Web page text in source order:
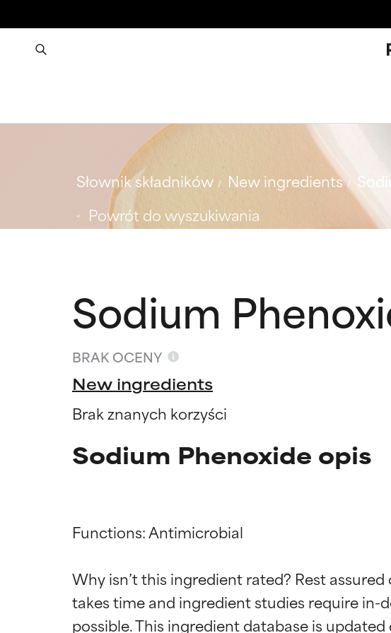
Słownik składników New ingredients
Powrót do wyszukiwania
Sodium
BRAK OCENY
New ingredients
Brak znanych korzyści
Sodium Phenoxide opis
Functions: Antimicrobial
Why isn’t this ingredient rated? Rest
takes time and ingredient studies require
Oceny składników
BEST
Oceny składników
BEST